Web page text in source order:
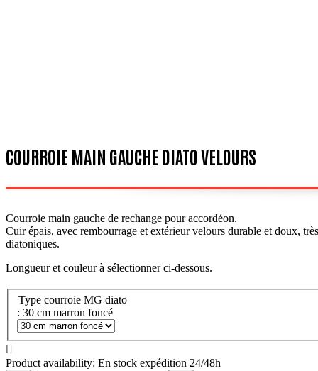
COURROIE MAIN GAUCHE DIATO VELOURS
Courroie main gauche de rechange pour accordéon.
Cuir épais, avec rembourrage et extérieur velours durable et doux,
diatoniques.
Longueur et couleur à sélectionner ci-dessous.
Type courroie MG diato
: 30 cm marron foncé

Product availability: En stock expédition 24/48h